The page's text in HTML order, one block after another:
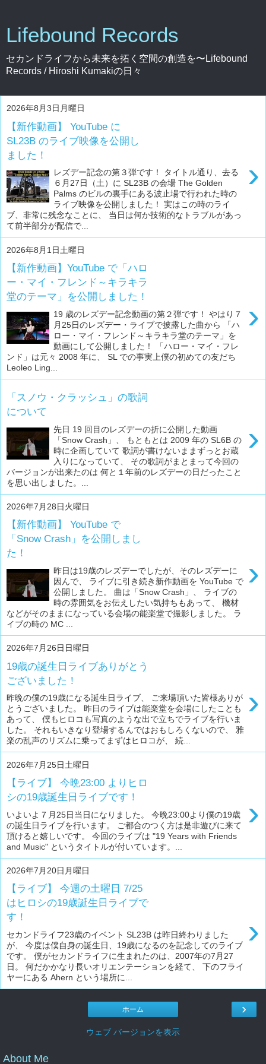
Lifebound Records
セカンドライフから未来を拓く空間の創造を〜Lifebound
Records / Hiroshi Kumakiの日々
2026年8月3日月曜日
【新作動画】 YouTube に
SL23B のライブ映像を公開し
ました！
›
レズデー記念の第３弾です！ タイトル通り、去る
６月27日（土）に SL23B の会場 The Golden
Palms のビルの裏手にある波止場で行われた時の
ライブ映像を公開しました！ 実はこの時のライ
ブ、非常に残念なことに、 当日は何か技術的なトラブルがあっ
て前半部分が配信で...
2026年8月1日土曜日
【新作動画】YouTube で「ハロ
ー・マイ・フレンド～キラキラ
堂のテーマ」を公開しました！
›
19 歳のレズデー記念動画の第２弾です！ やはり７
月25日のレズデー・ライブで披露した曲から 「ハ
ロー・マイ・フレンド～キラキラ堂のテーマ」を
動画にして公開しました！ 「ハロー・マイ・フレ
ンド」は元々 2008 年に、 SL での事実上僕の初めての友だち
Leoleo Ling...
「スノウ・クラッシュ」の歌詞
について
›
先日 19 回目のレズデーの折に公開した動画
「Snow Crash」、 もともとは 2009 年の SL6B の
時に企画していて 歌詞が書けないままずっとお蔵
入りになっていて、 その歌詞がまとまって今回の
バージョンが出来たのは 何と１年前のレズデーの日だったこと
を思い出しました。...
2026年7月28日火曜日
【新作動画】 YouTube で
「Snow Crash」を公開しまし
た！
›
昨日は19歳のレズデーでしたが、そのレズデーに
因んで、 ライブに引き続き新作動画を YouTube で
公開しました。 曲は「Snow Crash」、 ライブの
時の雰囲気をお伝えしたい気持ちもあって、 機材
などがそのままになっている会場の能楽堂で撮影しました。 ラ
イブの時の MC ...
2026年7月26日日曜日
19歳の誕生日ライブありがとう
ございました！
›
昨晩の僕の19歳になる誕生日ライブ、 ご来場頂いた皆様ありが
とうございました。 昨日のライブは能楽堂を会場にしたことも
あって、 僕もヒロコも写真のような出で立ちでライブを行いま
した。 それもいきなり登場するんではおもしろくないので、 雅
楽の乱声のリズムに乗ってまずはヒロコが、 続...
2026年7月25日土曜日
【ライブ】 今晩23:00 よりヒロ
シの19歳誕生日ライブです！
›
いよいよ７月25日当日になりました。 今晩23:00より僕の19歳
の誕生日ライブを行います。 ご都合のつく方は是非遊びに来て
頂けると嬉しいです。 今回のライブは "19 Years with Friends
and Music" というタイトルが付いています。...
2026年7月20日月曜日
【ライブ】 今週の土曜日 7/25
はヒロシの19歳誕生日ライブで
す！
›
セカンドライフ23歳のイベント SL23B は昨日終わりました
が、 今度は僕自身の誕生日、19歳になるのを記念してのライブ
です。 僕がセカンドライフに生まれたのは、2007年の7月27
日。 何だかかなり長いオリエンテーションを経て、 下のフライ
ヤーにある Ahern という場所に...
›
ホーム
ウェブ バージョンを表示
About Me